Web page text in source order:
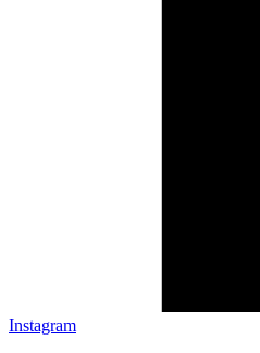
Instagram